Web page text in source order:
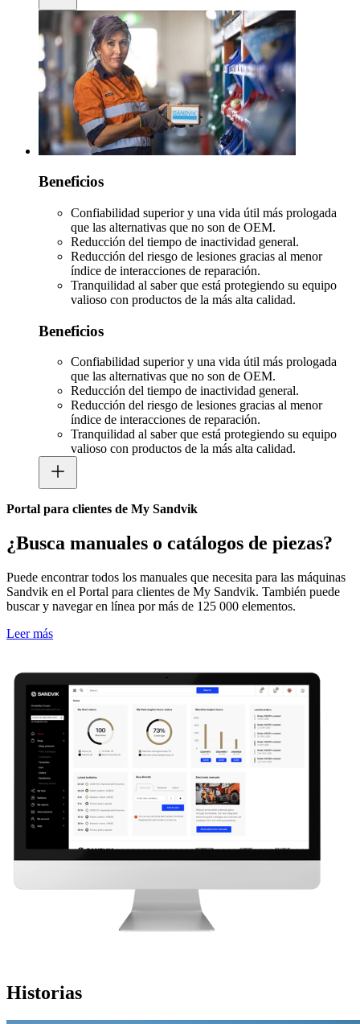
Beneficios
Confiabilidad superior y una vida útil más prologada
que las alternativas que no son de OEM.
Reducción del tiempo de inactividad general.
Reducción del riesgo de lesiones gracias al menor
índice de interacciones de reparación.
Tranquilidad al saber que está protegiendo su equipo
valioso con productos de la más alta calidad.
Beneficios
Confiabilidad superior y una vida útil más prologada
que las alternativas que no son de OEM.
Reducción del tiempo de inactividad general.
Reducción del riesgo de lesiones gracias al menor
índice de interacciones de reparación.
Tranquilidad al saber que está protegiendo su equipo
valioso con productos de la más alta calidad.
Portal para clientes de My Sandvik
¿Busca manuales o catálogos de piezas?
Puede encontrar todos los manuales que necesita para las máquinas
Sandvik en el Portal para clientes de My Sandvik. También puede
buscar y navegar en línea por más de 125 000 elementos.
Leer más
Historias